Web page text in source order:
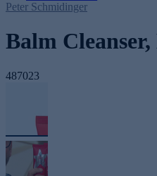
Peter Schmidinger
Balm Cleanser,
487023